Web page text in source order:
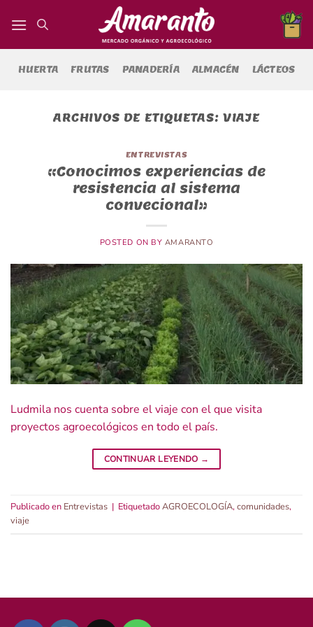
HUERTA FRUTAS PANADERÍA ALMACÉN LÁCTEOS
ARCHIVOS DE ETIQUETAS: VIAJE
ENTREVISTAS
«Conocimos experiencias de
resistencia al sistema
convecional»
POSTED ON BY AMARANTO
Ludmila nos cuenta sobre el viaje con el que visita
proyectos agroecológicos en todo el país.
CONTINUAR LEYENDO →
Publicado en Entrevistas | EtiquetadoAGROECOLOGÍA,comunidades,
viaje